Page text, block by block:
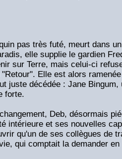
pas très futé, meurt dans
elle supplie le gardien
sur Terre, mais celui-ci
Elle est alors
juste décédée : Jane
forte.
Deb, désormais
intérieure et ses nouvelles
qu'un de ses collègues de
qui comptait la demander